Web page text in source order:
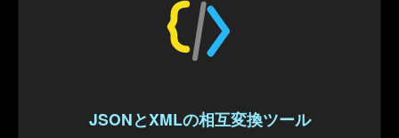
JSONとXMLの相互変換ツール